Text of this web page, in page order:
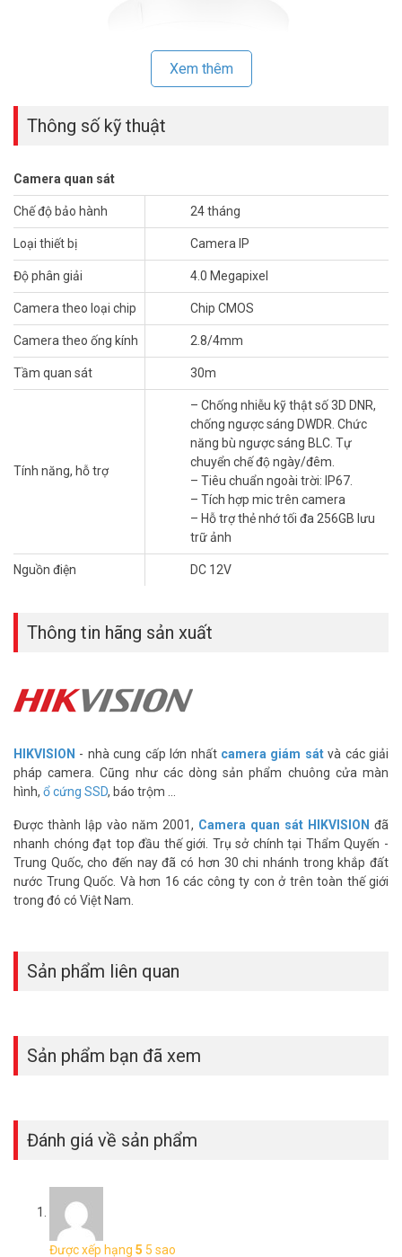
Sản phẩmcamera IP
bán cầu HIKVISION DS-2CD1323G0-IUF được
bán giá tốt tại TpHCM và Hà Nội. Mẫu mã thu hút khách hàng và dễ
dàng sử dụng.
Thông số kỹ thuật camera IP hồng ngoại
4.0 Megapixel HIKVISION DS-
2CD1343G0-IUF
– Cảm biến 1/2.7″ Progressive Scan CMOS
– Chuẩn nén H.265+/H.264+/H.265/H.264
– Độ nhạy sáng: 0.01 Lux @ (F2.0, AGC ON), B/W: 0 Lux với IR.
– Độ phân giải tối đa 2560 × 1440 @20fps
– Chống nhiễu kỹ thật số 3D DNR, chống ngược sáng DWDR. Chức
năng bù ngược sáng BLC. Tự chuyển chế độ ngày/đêm.
– Tiêu chuẩn ngoài trời: IP67.
– Tích hợp mic trên camera
– Nguồn cấp 12V DC & PoE
– Hỗ trợ dịch vụ hik-connect, tên miền cameraddns
Để cập nhật thông tin giá bán HIKVISION DS-2CD1343G0-IUF mới
hỗ trợ tốt nhất. Tham khảo thêm hình ảnh tạiFacebook
Vuhoangtelecomnhé.
Xem thêm
Thông số kỹ thuật
Camera quan sát
Chế độ bảo hành 24 tháng
Loại thiết bị Camera IP
Độ phân giải 4.0 Megapixel
Camera theo loại chip Chip CMOS
Camera theo ống kính 2.8/4mm
Tầm quan sát 30m
Tính năng, hỗ trợ
– Chống nhiễu kỹ thật số 3D DNR,
chống ngược sáng DWDR. Chức
năng bù ngược sáng BLC. Tự
chuyển chế độ ngày/đêm.
– Tiêu chuẩn ngoài trời: IP67.
– Tích hợp mic trên camera
– Hỗ trợ thẻ nhớ tối đa 256GB lưu
trữ ảnh
Nguồn điện DC 12V
Thông tin hãng sản xuất
HIKVISION - nhà cung cấp lớn nhất camera giám sátvà các giải
pháp camera. Cũng như các dòng sản phẩm chuông cửa màn
hình, ổ cứng SSD, báo trộm ...
Được thành lập vào năm 2001, Camera quan sát HIKVISION đã
nhanh chóng đạt top đầu thế giới. Trụ sở chính tại Thẩm Quyến -
Trung Quốc, cho đến nay đã có hơn 30 chi nhánh trong khắp đất
nước Trung Quốc. Và hơn 16 các công ty con ở trên toàn thế giới
trong đó có Việt Nam.
Sản phẩm liên quan
Sản phẩm bạn đã xem
Đánh giá về sản phẩm
Được xếp hạng 5 5 sao